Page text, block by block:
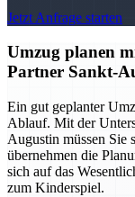
Jetzt Anfrage starten
Umzug planen
Partner Sankt-
Ein gut geplanter
Ablauf. Mit der
Augustin müssen Sie
übernehmen die
sich auf das
zum Kinderspiel.